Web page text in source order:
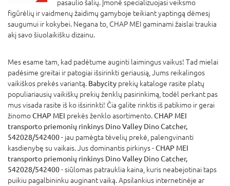
pasaulio šalių. Įmonė specializuojasi veiksmo
figūrėlių ir vaidmenų žaidimų gamyboje teikiant yaptingą dėmesį
saugumui ir kokybei. Negana to, CHAP MEI gaminami žaislai traukia
akį savo šiuolaikišku dizainu.
Mes esame tam, kad padėtume auginti laimingus vaikus! Tad mielai
padėsime greitai ir patogiai išsirinkti geriausią, Jums reikalingos
vaikiškos prekės variantą. Babycity prekių kataloge rasite platų
populiariausių vaikiškų prekių ženklų pasirinkimą, todėl perkant pas
mus visada rasite iš ko išsirinkti! Čia galite rinktis iš patikimo ir gerai
žinomoCHAP MEI prekės ženklo asortimento.CHAP MEI
transporto priemonių rinkinys Dino Valley Dino Catcher,
542028/542400- jau pamėgta tėvelių prekė, palengvinanti
kasdienybę su vaikais. Jus dominantis pirkinys -CHAP MEI
transporto priemonių rinkinys Dino Valley Dino Catcher,
542028/542400- siūlomas patrauklia kaina, kuris neabejotinai taps
puikiu pagalbininku auginant vaiką. Apsilankius internetinėje ar